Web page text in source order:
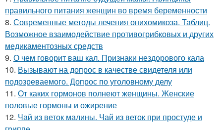
правильного питания женщин во время беременности
8. Современные методы лечения онихомикоза. Таблиц.
Возможное взаимодействие противогрибковых и других
медикаментозных средств
9. О чем говорит ваш кал. Признаки нездорового кала
10. Вызывают на допрос в качестве свидетеля или
подозреваемого. Допрос по уголовному делу
11. От каких гормонов полнеют женщины. Женские
половые гормоны и ожирение
12. Чай из веток малины. Чай из веток при простуде и